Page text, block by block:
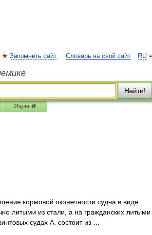
RU
Запомнить сайт Словарь на свой сайт
Найти!
Игры ⚽
кормовой оконечности судна в виде
литыми из стали, а на гражданских литыми
судах А. состоит из …